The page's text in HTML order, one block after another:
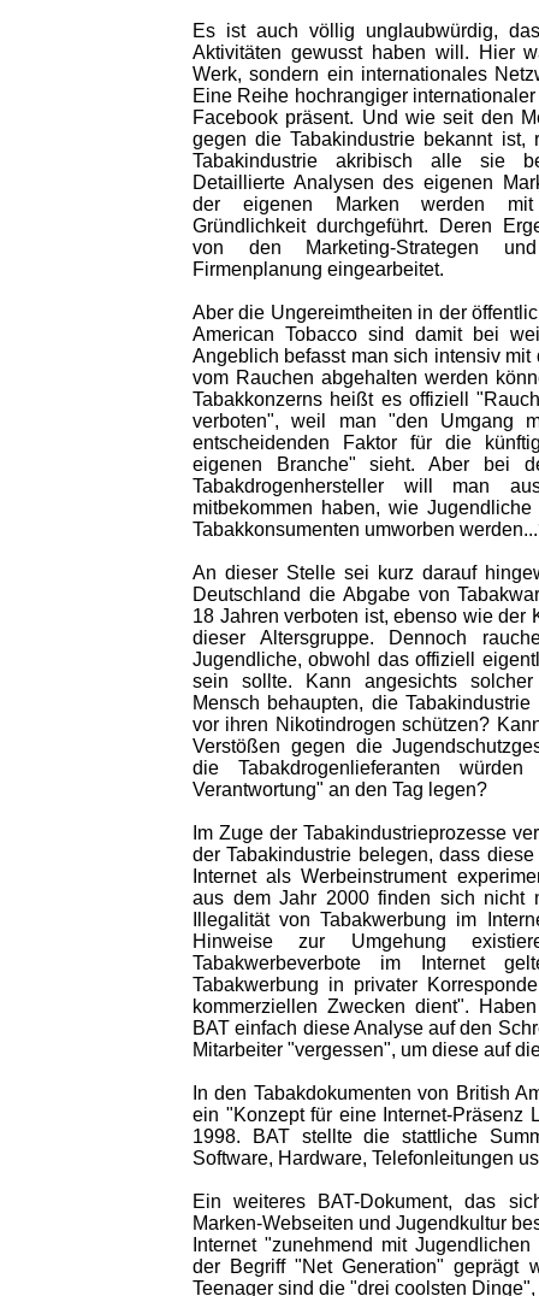
Es ist auch völlig unglaubwürdig,
Aktivitäten gewusst haben will. Hier
Werk, sondern ein internationales
Eine Reihe hochrangiger
Facebook präsent. Und wie seit den
gegen die Tabakindustrie bekannt ist,
Tabakindustrie akribisch alle sie
Detaillierte Analysen des eigenen
der eigenen Marken werden mit
Gründlichkeit durchgeführt. Deren
von den Marketing-Strategen
Firmenplanung eingearbeitet.
Aber die Ungereimtheiten in der
American Tobacco sind damit bei
Angeblich befasst man sich intensiv
vom Rauchen abgehalten werden
Tabakkonzerns heißt es offiziell
verboten", weil man "den Umgang
entscheidenden Faktor für die
eigenen Branche" sieht. Aber bei
Tabakdrogenhersteller will man
mitbekommen haben, wie
Tabakkonsumenten umworben
An dieser Stelle sei kurz darauf
Deutschland die Abgabe von
18 Jahren verboten ist, ebenso wie der
dieser Altersgruppe. Dennoch
Jugendliche, obwohl das offiziell
sein sollte. Kann angesichts
Mensch behaupten, die
vor ihren Nikotindrogen schützen?
Verstößen gegen die
die Tabakdrogenlieferanten
Verantwortung" an den Tag legen?
Im Zuge der Tabakindustrieprozesse
der Tabakindustrie belegen, dass
Internet als Werbeinstrument
aus dem Jahr 2000 finden sich nicht
Illegalität von Tabakwerbung im
Hinweise zur Umgehung
Tabakwerbeverbote im Internet
Tabakwerbung in privater
kommerziellen Zwecken dient".
BAT einfach diese Analyse auf den
Mitarbeiter "vergessen", um diese auf
In den Tabakdokumenten von British
ein "Konzept für eine Internet-Präsenz
1998. BAT stellte die stattliche
Software, Hardware, Telefonleitungen
Ein weiteres BAT-Dokument, das
Marken-Webseiten und Jugendkultur
Internet "zunehmend mit
der Begriff "Net Generation" geprägt
Teenager sind die "drei coolsten